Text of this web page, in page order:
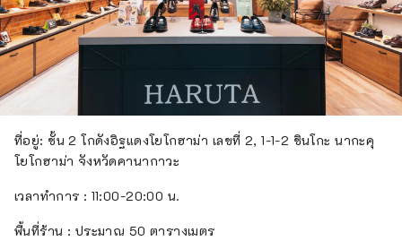
ที่อยู่: ชั้น 2 โกดังอิฐแดงโยโกฮาม่า เลขที่ 2, 1-1-2 ชินโกะ นากะคุ
โยโกฮาม่า จังหวัดคานากาวะ
เวลาทำการ : 11:00-20:00 น.
พื้นที่ร้าน : ประมาณ 50 ตารางเมตร